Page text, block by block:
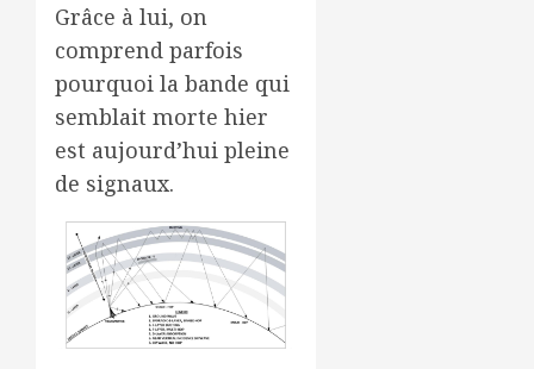
Grâce à lui, on
comprend parfois
pourquoi la bande qui
semblait morte hier
est aujourd’hui pleine
de signaux.